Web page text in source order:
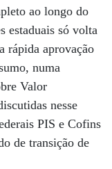
ao longo do
estaduais só volta
rápida aprovação
numa
Valor
nesse
PIS e Cofins
de transição de